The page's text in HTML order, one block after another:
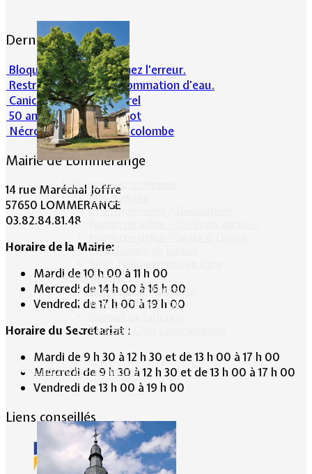
Informations pratiques
Bus scolaire
Environnement / Déchetterie
Conciliateur de justice
Associations
Anciens combattants
ASK Lommerange
Football Club Lommerange
Culture & Patrimoine
Dernières actualités
Bloqué en forêt. Cherchez l’erreur.
Restrictions sur la consommation d'eau.
Canicule et milieu naturel
50 ans d’histoires de foot
Nécrologie : Norbert Lacolombe
Mairie de Lommerange
14 rue Maréchal Joffre
57650 LOMMERANGE
03.82.84.81.48
Horaire de la Mairie:
Mardi de 10 h 00 à 11 h 00
Mercredi de 14 h 00 à 16 h 00
Vendredi de 17 h 00 à 19 h 00
Horaire du Secrétariat :
Mardi de 9 h 30 à 12 h 30 et de 13 h 00 à 17 h 00
Mercredi de 9 h 30 à 12 h 30 et de 13 h 00 à 17 h 00
Vendredi de 13 h 00 à 19 h 00
Liens conseillés